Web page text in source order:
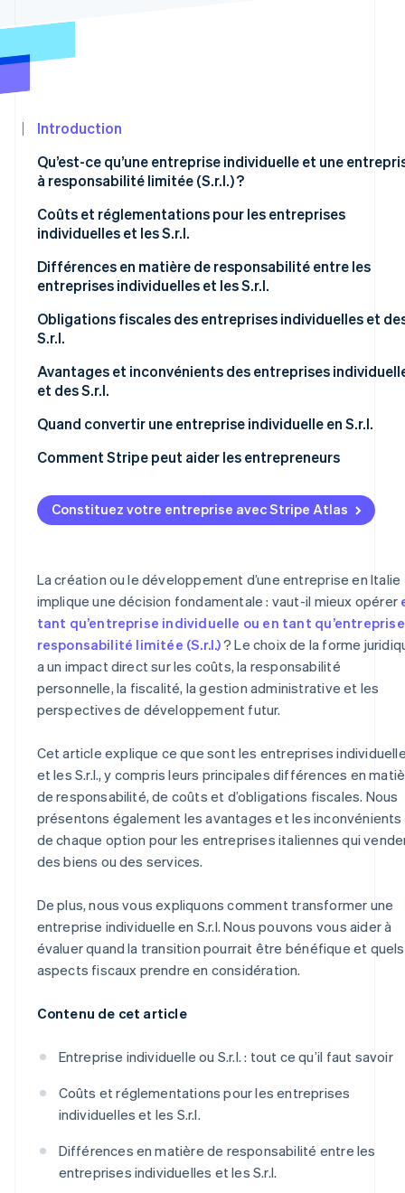
Prévention de la fraude
Climate
Identity
Vérification de l'identité
Stripe Sessions 2026
Découvrez comment Stripe construit l’infrastructure
Regarder la vidéo
Introduction
Qu’est-ce qu’une entreprise individuelle et une
à responsabilité limitée (S.r.l.) ?
Entreprise individuelle
Coûts et réglementations pour les entreprises
individuelles et les S.r.l.
Entreprise individuelle
Différences en matière de responsabilité entre les
entreprises individuelles et les S.r.l.
Entreprise individuelle
Obligations fiscales des entreprises individuelles et
S.r.l.
Entreprise individuelle
Avantages et inconvénients des entreprises
et des S.r.l.
Entreprise individuelle ou S.r.l. : quelle forme juridique
Quand convertir une entreprise individuelle en S.r.l.
Augmentation du risque économique et patrimonial
Perspectives opérationnelles et commerciales
S.r.l.
Combien coûte la transformation d’une entreprise
individuelle en S.r.l ?
Comment Stripe peut aider les entrepreneurs
Constituez votre entreprise avec Stripe Atlas
La création ou le développement d’une entreprise en Italie
implique une décision fondamentale : vaut-il mieux opérer
tant qu’entreprise individuelle ou en tant
responsabilité limitée (S.r.l.)? Le choix de la forme
a un impact direct sur les coûts, la responsabilité
personnelle, la fiscalité, la gestion administrative et les
perspectives de développement futur.
Cet article explique ce que sont les entreprises
et les S.r.l., y compris leurs principales différences en
de responsabilité, de coûts et d’obligations fiscales. Nous
présentons également les avantages et les inconvénients
de chaque option pour les entreprises italiennes qui
des biens ou des services.
De plus, nous vous expliquons comment transformer une
entreprise individuelle en S.r.l. Nous pouvons vous aider à
évaluer quand la transition pourrait être bénéfique et quels
aspects fiscaux prendre en considération.
Contenu de cet article
Entreprise individuelle ou S.r.l. : tout ce qu’il faut savoir
Coûts et réglementations pour les entreprises
individuelles et les S.r.l.
Différences en matière de responsabilité entre les
entreprises individuelles et les S.r.l.